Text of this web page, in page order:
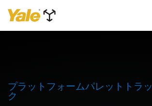
プラットフォームパレットトラッ
ク